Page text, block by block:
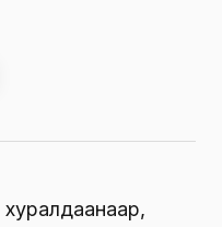
хуралдаанаар,